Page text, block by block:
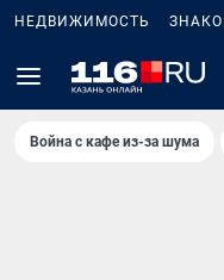
НЕДВИЖИМОСТЬ
Война с кафе из-за шума